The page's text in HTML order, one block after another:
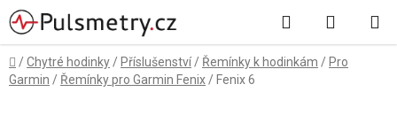
Přejít
na
obsah
Hledat
KOŠÍK
Domů
/Chytré hodinky / Příslušenství / Řemínky k hodinkám / Pro
Garmin / Řemínky pro Garmin Fenix /Fenix 6